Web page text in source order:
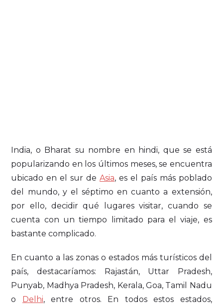
India, o Bharat su nombre en hindi, que se está
popularizando en los últimos meses, se encuentra
ubicado en el sur de Asia, es el país más poblado
del mundo, y el séptimo en cuanto a extensión,
por ello, decidir qué lugares visitar, cuando se
cuenta con un tiempo limitado para el viaje, es
bastante complicado.
En cuanto a las zonas o estados más turísticos del
país, destacaríamos: Rajastán, Uttar Pradesh,
Punyab, Madhya Pradesh, Kerala, Goa, Tamil Nadu
o Delhi, entre otros. En todos estos estados,